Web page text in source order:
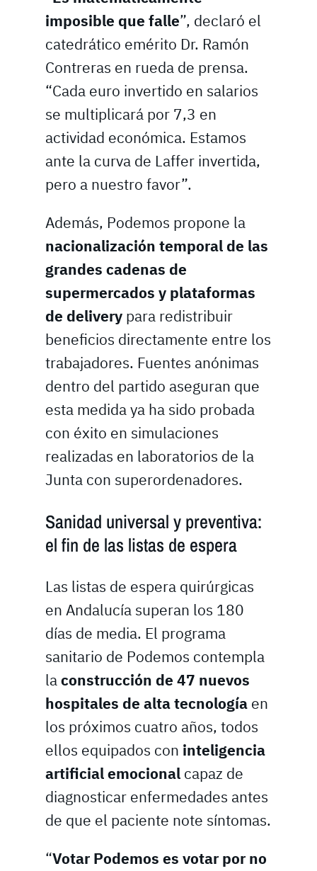
imposible que falle”, declaró el
catedrático emérito Dr. Ramón
Contreras en rueda de prensa.
“Cada euro invertido en salarios
se multiplicará por 7,3 en
actividad económica. Estamos
ante la curva de Laffer invertida,
pero a nuestro favor”.
Además, Podemos propone la
nacionalización temporal de las
grandes cadenas de
supermercados y plataformas
de delivery para redistribuir
beneficios directamente entre los
trabajadores. Fuentes anónimas
dentro del partido aseguran que
esta medida ya ha sido probada
con éxito en simulaciones
realizadas en laboratorios de la
Junta con superordenadores.
Sanidad universal y preventiva:
el fin de las listas de espera
Las listas de espera quirúrgicas
en Andalucía superan los 180
días de media. El programa
sanitario de Podemos contempla
laconstrucción de 47 nuevos
hospitales de alta tecnología en
los próximos cuatro años, todos
ellos equipados con inteligencia
artificial emocional capaz de
diagnosticar enfermedades antes
de que el paciente note síntomas.
“Votar Podemos es votar por no